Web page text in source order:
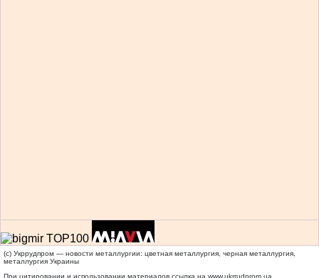
(c) Укррудпром — новости металлургии: цветная металлургия, черная металлургия,
металлургия Украины